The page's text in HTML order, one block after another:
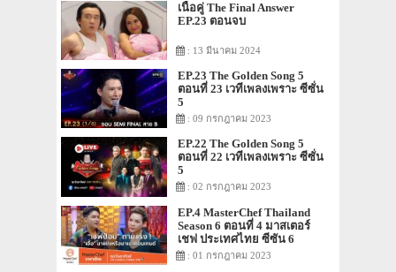
เนื้อคู่ The Final Answer
EP.23 ตอนจบ
: 13 มีนาคม 2024
EP.23 The Golden Song 5
ตอนที่ 23 เวทีเพลงเพราะ ซีซั่น
5
: 09 กรกฎาคม 2023
EP.22 The Golden Song 5
ตอนที่ 22 เวทีเพลงเพราะ ซีซั่น
5
: 02 กรกฎาคม 2023
EP.4 MasterChef Thailand
Season 6 ตอนที่ 4 มาสเตอร์
เชฟ ประเทศไทย ซีซัน 6
: 01 กรกฎาคม 2023